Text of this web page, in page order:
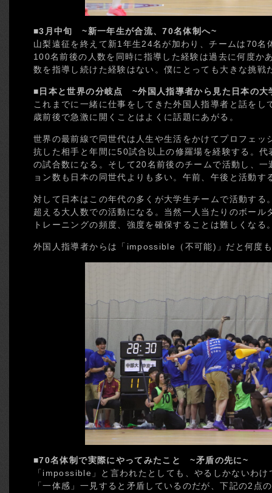
■3月中旬 ~新一年生が合流、70名体制へ~
山梨遠征を終えて新1年生24名が加わり、チームは70名
100名前後の人数を同時に指導した経験は過去に何度か
数を指導し続けた経験はない。僕にとっても大きな挑戦
■日本と世界の分岐点 ~外国人指導者から見た日本の大
これまでに一緒に仕事をしてきた外国人指導者と話を
歳前後で急激に開くことはよくに話題にあがる。
世界の最前線で同世代は人生や生活をかけてプロフェッ
抗した相手と年間に50試合以上の修羅場を経験する。
の試合数になる。そして20名前後のチームで活動し、
ョン数も日本の同世代よりも多い。午前、午後と活動す
対して日本はこの年代の多くが大学生チームで活動す
超える大人数での活動になる。当然一人当たりのボール
トレーニングの頻度、強度を確保することは難しくなる
外国人指導者からは「impossible（不可能)」だと何度
■70名体制で実際にやってみたこと ~矛盾の先に~
「impossible」と言われたとしても、やるしかないわ
「一体感」一見すると矛盾しているのだが、下記の2点